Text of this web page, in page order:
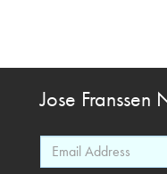
Jose Franssen